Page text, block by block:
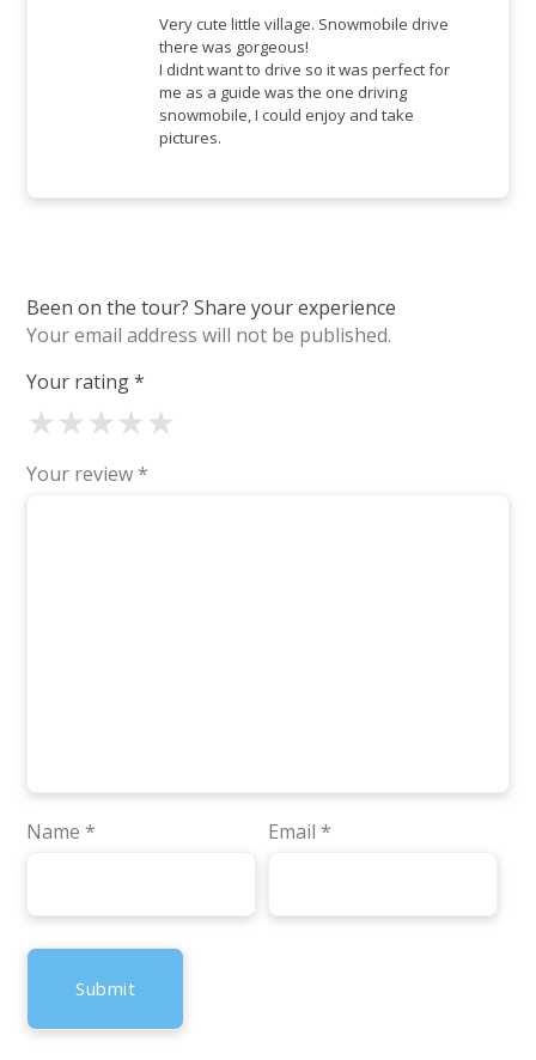
of 5
Very cute little village. Snowmobile drive
there was gorgeous!
I didnt want to drive so it was perfect for
me as a guide was the one driving
snowmobile, I could enjoy and take
pictures.
Been on the tour? Share your experience
Your email address will not be published.
Your rating*
★
★
★
★
★
Your review *
Name * Email *